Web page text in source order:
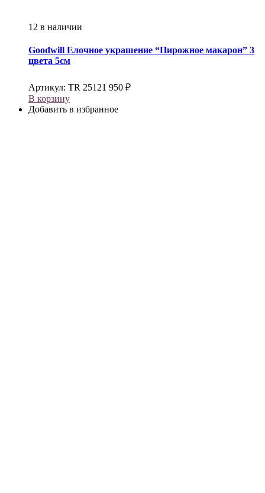
12 в наличии
Goodwill Елочное украшение “Пирожное макарон” 3
цвета 5см
Артикул: TR 25121 950 ₽
В корзину
Добавить в избранное